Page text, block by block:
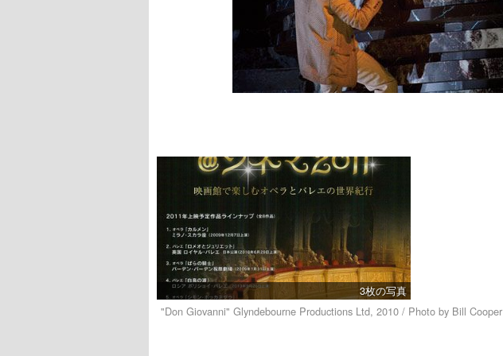
3枚の写真
"Don Giovanni" Glyndebourne Productions Ltd, 2010 / Photo by Bill Cooper